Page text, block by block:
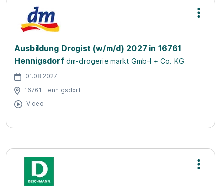
Ausbildung Drogist (w/m/d) 2027 in 16761
Hennigsdorf dm-drogerie markt GmbH + Co. KG
01.08.2027
16761 Hennigsdorf
Video